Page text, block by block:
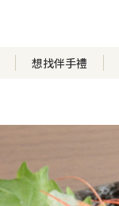
想找伴手禮